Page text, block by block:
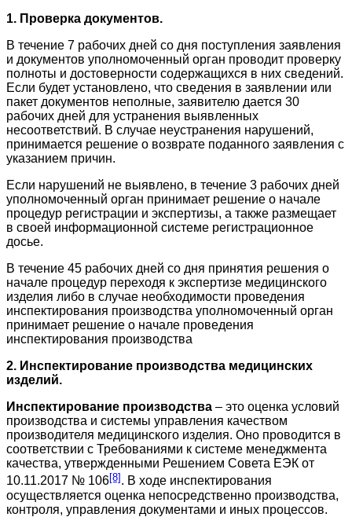
1. Проверка документов.
В течение 7 рабочих дней со дня поступления заявления
и документов уполномоченный орган проводит проверку
полноты и достоверности содержащихся в них сведений.
Если будет установлено, что сведения в заявлении или
пакет документов неполные, заявителю дается 30
рабочих дней для устранения выявленных
несоответствий. В случае неустранения нарушений,
принимается решение о возврате поданного заявления с
указанием причин.
Если нарушений не выявлено, в течение 3 рабочих дней
уполномоченный орган принимает решение о начале
процедур регистрации и экспертизы, а также размещает
в своей информационной системе регистрационное
досье.
В течение 45 рабочих дней со дня принятия решения о
начале процедур переходя к экспертизе медицинского
изделия либо в случае необходимости проведения
инспектирования производства уполномоченный орган
принимает решение о начале проведения
инспектирования производства
2. Инспектирование производства медицинских
изделий.
Инспектирование производства – это оценка условий
производства и системы управления качеством
производителя медицинского изделия. Оно проводится в
соответствии с Требованиями к системе менеджмента
качества, утвержденными Решением Совета ЕЭК от
10.11.2017 № 106[8]. В ходе инспектирования
осуществляется оценка непосредственно производства,
контроля, управления документами и иных процессов.